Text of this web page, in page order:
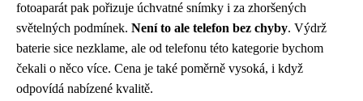
fotoaparát pak pořizuje úchvatné snímky i za zhoršených
světelných podmínek. Není to ale telefon bez chyby. Výdrž
baterie sice nezklame, ale od telefonu této kategorie bychom
čekali o něco více. Cena je také poměrně vysoká, i když
odpovídá nabízené kvalitě.